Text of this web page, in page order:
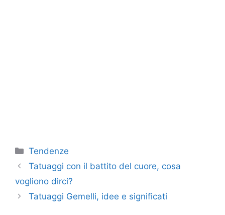
Categorie
Tendenze
Tatuaggi con il battito del cuore, cosa
vogliono dirci?
Tatuaggi Gemelli, idee e significati